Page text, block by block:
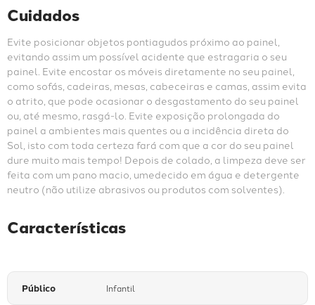
Cuidados
Evite posicionar objetos pontiagudos próximo ao painel,
evitando assim um possível acidente que estragaria o seu
painel. Evite encostar os móveis diretamente no seu painel,
como sofás, cadeiras, mesas, cabeceiras e camas, assim evita
o atrito, que pode ocasionar o desgastamento do seu painel
ou, até mesmo, rasgá-lo. Evite exposição prolongada do
painel a ambientes mais quentes ou a incidência direta do
Sol, isto com toda certeza fará com que a cor do seu painel
dure muito mais tempo! Depois de colado, a limpeza deve ser
feita com um pano macio, umedecido em água e detergente
neutro (não utilize abrasivos ou produtos com solventes).
Características
Público Infantil